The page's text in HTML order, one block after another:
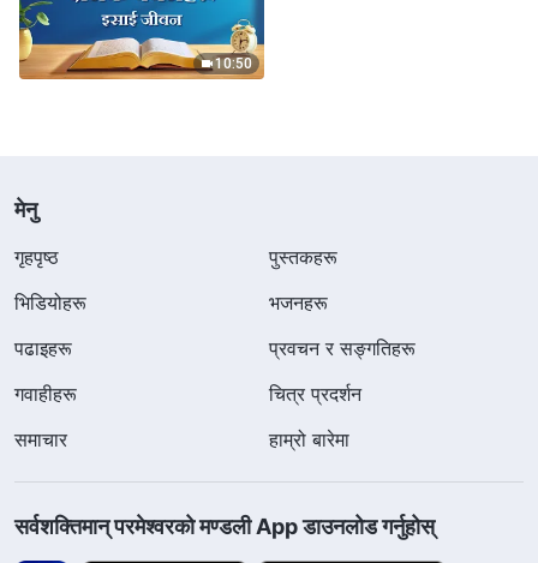
10:50
मेनु
गृहपृष्ठ
पुस्तकहरू
भिडियोहरू
भजनहरू
पढाइहरू
प्रवचन र सङ्गतिहरू
गवाहीहरू
चित्र प्रदर्शन
समाचार
हाम्रो बारेमा
सर्वशक्तिमान्‌ परमेश्‍वरको मण्डली App डाउनलोड गर्नुहोस्